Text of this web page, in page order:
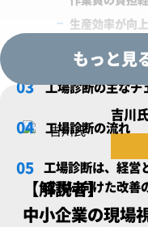
生産効率が向
コスト削減も可
工場診断の主なチ
工場診断の流れ
工場診断は、経営
成長に向けた改善
もっと見
吉川
【解説者】
中小企業の現場